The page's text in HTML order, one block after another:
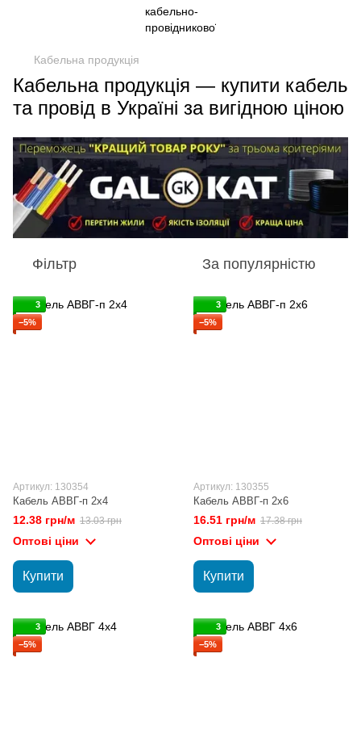
Кабельна продукція
Кабельна продукція — купити кабель
та провід в Україні за вигідною ціною
Фільтр За популярністю
3
−5%
Артикул: 130354
Кабель АВВГ-п 2х4
12.38 грн/м 13.03 грн
Оптові ціни
Купити
3
−5%
Артикул: 130355
Кабель АВВГ-п 2х6
16.51 грн/м 17.38 грн
Оптові ціни
Купити
3
−5%
3
−5%